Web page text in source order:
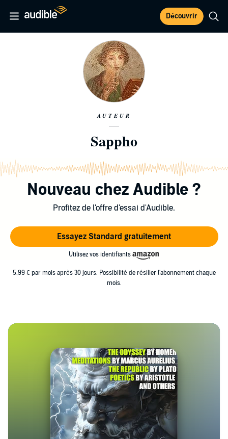
Découvrir
AUTEUR
Sappho
Nouveau chez Audible ?
Profitez de l'offre d'essai d'Audible.
Essayez Standard gratuitement
Utilisez vos identifiants
5,99 € par mois après 30 jours. Possibilité de résilier l'abonnement chaque
mois.